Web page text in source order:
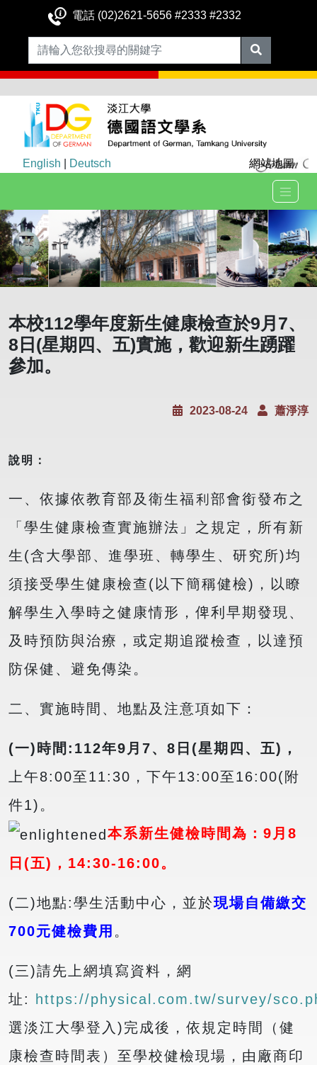
電話 (02)2621-5656 #2333 #2332
English Deutsch 網站地圖
本校112學年度新生健康檢查於9月7、
8日(星期四、五)實施，歡迎新生踴躍
參加。
2023-08-24 蕭淨淳
說明：
一、依據依教育部及衛生福利部會銜發布之
「學生健康檢查實施辦法」之規定，所有新
生(含大學部、進學班、轉學生、研究所)均
須接受學生健康檢查(以下簡稱健檢)，以瞭
解學生入學時之健康情形，俾利早期發現、
及時預防與治療，或定期追蹤檢查，以達預
防保健、避免傳染。
二、實施時間、地點及注意項如下：
(一)時間: 112年9月7、8日(星期四、五)，
上午8:00至11:30，下午13:00至16:00(附
件1)。
本系新生健檢時間為：9月8
日(五)，14:30-16:00。
(二)地點:學生活動中心，並於現場自備繳交
700元健檢費用 。
(三)請先上網填寫資料，網
址:
https://physical.com.tw/survey/
選淡江大學登入)完成後，依規定時間（健
康檢查時間表）至學校健檢現場，由廠商印